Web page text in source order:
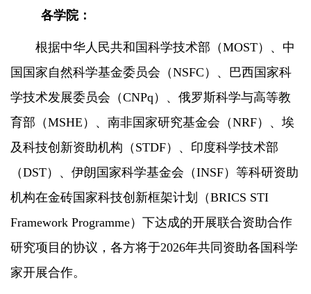
各学院：
根据中华人民共和国科学技术部（MOST）、中
国国家自然科学基金委员会（NSFC ）、巴西国家科
学技术发展委员会（CNPq ）、俄罗斯科学与高等教
育部（MSHE ）、南非国家研究基金会（NRF）、埃
及科技创新资助机构（ STDF）、印度科学技术部
（DST）、伊朗国家科学基金会（INSF）等科研资助
机构在金砖国家科技创新框架计划（BRICS STI
Framework Programme）下达成的开展联合资助合作
研究项目的协议，各方将于2026年共同资助各国科学
家开展合作。